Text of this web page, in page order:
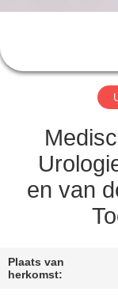
VERZOEK
EEN
CITAAT
SITEMAP
PRIVACY
POLICY
en van
Plaats van
herkomst: